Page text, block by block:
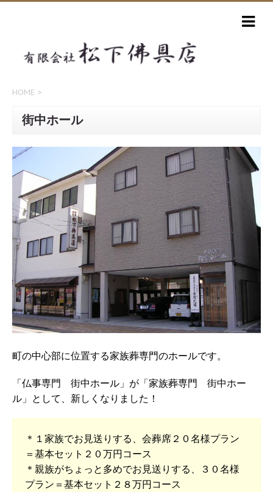
HOME >
街中ホール
町の中心部に位置する家族葬専門のホールです。
「仏事専門 街中ホール」が「家族葬専門 街中ホー
ル」として、新しくなりました！
＊１家族でお見送りする、会葬席２０名様プラン
＝基本セット２０万円コース
＊親族がちょっと多めでお見送りする、３０名様
プラン＝基本セット２８万円コース